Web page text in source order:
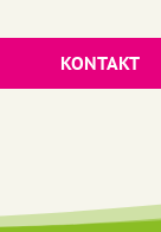
KONTAKT